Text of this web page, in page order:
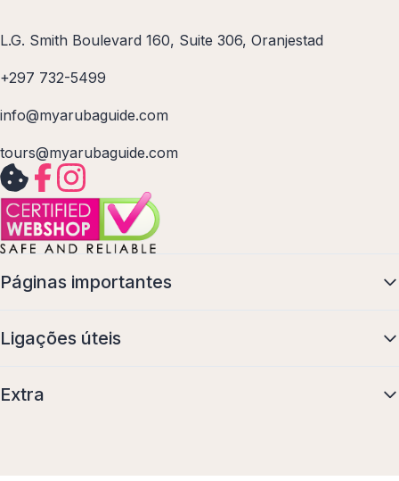
L.G. Smith Boulevard 160, Suite 306, Oranjestad
+297 732-5499
info@myarubaguide.com
tours@myarubaguide.com
Páginas importantes
Ligações úteis
Extra